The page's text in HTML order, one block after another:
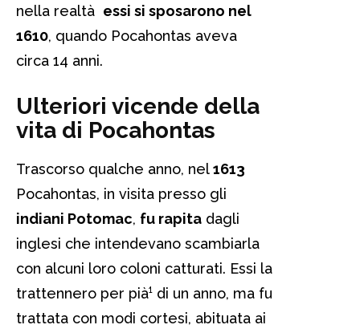
nella realtà essi si sposarono nel
1610, quando Pocahontas aveva
circa 14 anni.
Ulteriori vicende della
vita di Pocahontas
Trascorso qualche anno, nel1613
Pocahontas, in visita presso gli
indiani Potomac, fu rapita dagli
inglesi che intendevano scambiarla
con alcuni loro coloni catturati. Essi la
trattennero per pià¹ di un anno, ma fu
trattata con modi cortesi, abituata ai